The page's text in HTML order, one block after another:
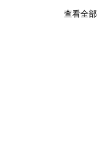
查看全部